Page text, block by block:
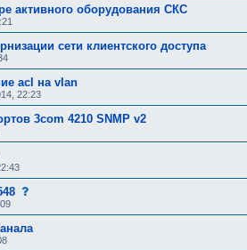
р
е
б
у
ю
щ
е
е
о
о
р
н
я
:
активного оборудования СКС
сети клиентского доступа
acl на vlan
22:23
3com 4210 SNMP v2
щ